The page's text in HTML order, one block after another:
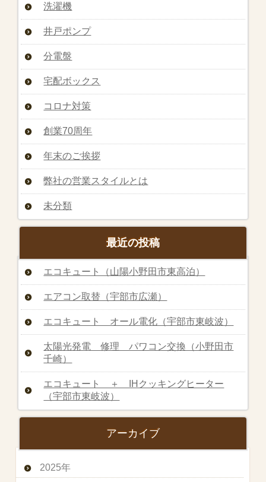
洗濯機
井戸ポンプ
分電盤
宅配ボックス
コロナ対策
創業70周年
年末のご挨拶
弊社の営業スタイルとは
未分類
最近の投稿
エコキュート（山陽小野田市東高泊）
エアコン取替（宇部市広瀬）
エコキュート オール電化（宇部市東岐波）
太陽光発電 修理 パワコン交換（小野田市
千崎）
エコキュート ＋ IHクッキングヒーター
（宇部市東岐波）
アーカイブ
2025年